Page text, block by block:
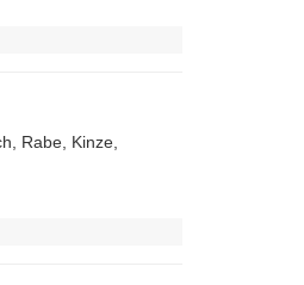
Rabe, Kinze,